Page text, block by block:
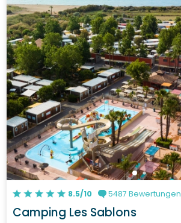
8.5/10 5487 Bewertungen
Camping Les Sablons